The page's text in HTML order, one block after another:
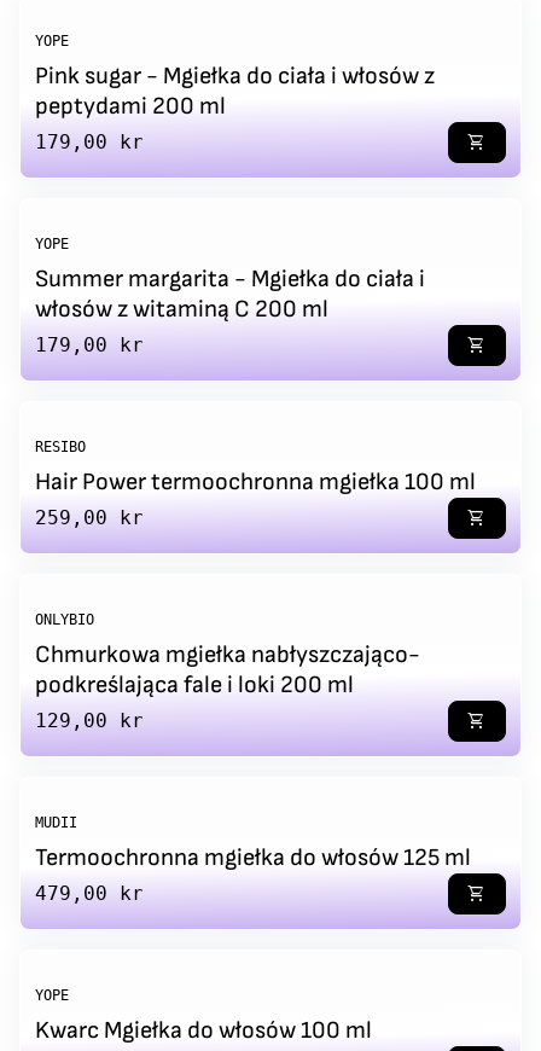
YOPE
Pink sugar - Mgiełka do ciała i włosów z
peptydami 200 ml
Regular price
179,00 kr shopping_cart
YOPE
Summer margarita - Mgiełka do ciała i
włosów z witaminą C 200 ml
Regular price
179,00 kr shopping_cart
RESIBO
Hair Power termoochronna mgiełka 100 ml
Regular price
259,00 kr shopping_cart
ONLYBIO
Chmurkowa mgiełka nabłyszczająco-
podkreślająca fale i loki 200 ml
Regular price
129,00 kr shopping_cart
MUDII
Termoochronna mgiełka do włosów 125 ml
Regular price
479,00 kr shopping_cart
YOPE
Kwarc Mgiełka do włosów 100 ml